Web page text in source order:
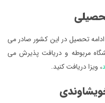
تحصیل در این کشور صادر می
مربوطه و دریافت پذیرش می
، ویزا دریافت کنید.